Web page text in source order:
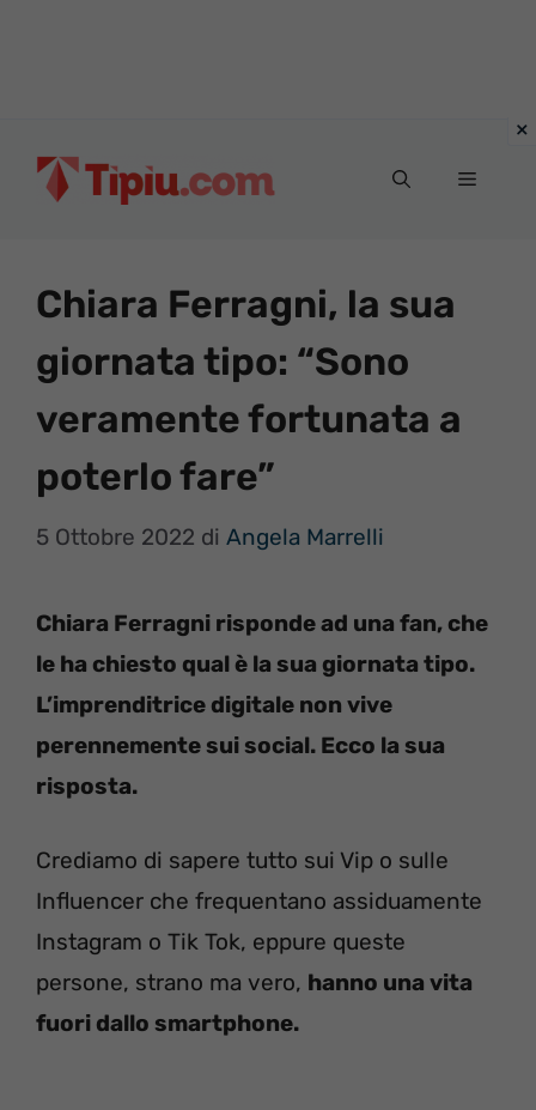
Menu
Chiara Ferragni, la sua
giornata tipo: “Sono
veramente fortunata a
poterlo fare”
5 Ottobre 2022 di Angela Marrelli
Chiara Ferragni risponde ad una fan, che
le ha chiesto qual è la sua giornata tipo.
L’imprenditrice digitale non vive
perennemente sui social. Ecco la sua
risposta.
Crediamo di sapere tutto sui Vip o sulle
Influencer che frequentano assiduamente
Instagram o Tik Tok, eppure queste
persone, strano ma vero, hanno una vita
fuori dallo smartphone.